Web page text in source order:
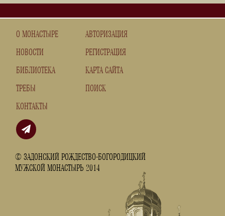
О МОНАСТЫРЕ
НОВОСТИ
БИБЛИОТЕКА
ТРЕБЫ
КОНТАКТЫ
© ЗАДОНСКИЙ РОЖДЕСТВО-БОГОРОДИЦКИЙ
МУЖСКОЙ МОНАСТЫРЬ 2014
АВТОРИЗАЦИЯ
РЕГИСТРАЦИЯ
КАРТА САЙТА
ПОИСК